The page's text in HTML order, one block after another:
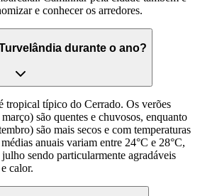
e conhecer os arredores.
durante o ano?
tropical típico do Cerrado. Os verões
são quentes e chuvosos, enquanto
são mais secos e com temperaturas
anuais variam entre 24°C e 28°C,
sendo particularmente agradáveis
calor.